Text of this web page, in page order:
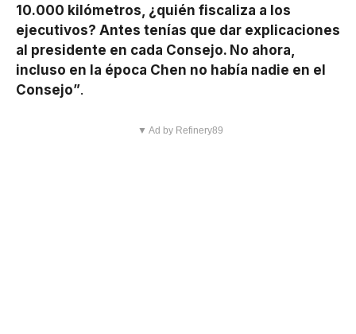
10.000 kilómetros, ¿quién fiscaliza a los
ejecutivos? Antes tenías que dar explicaciones
al presidente en cada Consejo. No ahora,
incluso en la época Chen no había nadie en el
Consejo”.
▼ Ad by Refinery89